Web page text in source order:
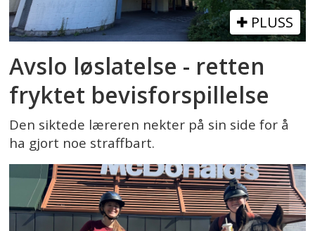
PLUSS
Avslo løslatelse - retten
fryktet bevisforspillelse
Den siktede læreren nekter på sin side for å
ha gjort noe straffbart.